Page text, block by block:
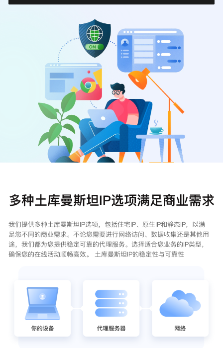
多种土库曼斯坦IP选项满足商业需求
我们提供多种土库曼斯坦IP选项，包括住宅IP、原生IP和静态IP，以满
足您不同的商业需求。不论您需要进行网络访问、数据收集还是其他用
途，我们都为您提供稳定可靠的代理服务。选择适合您业务的IP类型，
确保您的在线活动顺畅高效。 土库曼斯坦IP的稳定性与可靠性